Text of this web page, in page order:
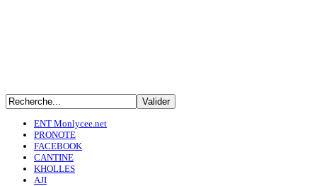
ENT Monlycee.net
PRONOTE
FACEBOOK
CANTINE
KHOLLES
AJI